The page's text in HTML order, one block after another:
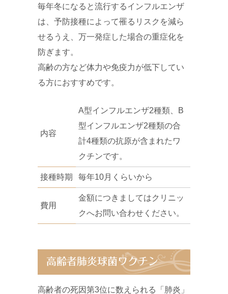
毎年冬になると流行するインフルエンザ
は、予防接種によって罹るリスクを減ら
せるうえ、万一発症した場合の重症化を
防ぎます。
高齢の方など体力や免疫力が低下してい
る方におすすめです。
内容
A型インフルエンザ2種類、B
型インフルエンザ2種類の合
計4種類の抗原が含まれたワ
クチンです。
接種時期 毎年10月くらいから
費用
金額につきましてはクリニッ
クへお問い合わせください。
高齢者肺炎球菌ワクチン
高齢者の死因第3位に数えられる「肺炎」